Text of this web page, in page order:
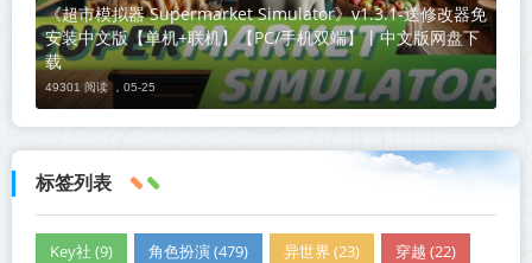
《超市模拟器 Supermarket Simulator》v1.3.1-送修改器免
安装中文版【单机+联机】【PC/手机双端】丨中文版网盘下
载
49301 阅读 ， 05-25
标签列表
Key社 (9) 角色扮演 (479) 异世界 (23) 穿越 (22)